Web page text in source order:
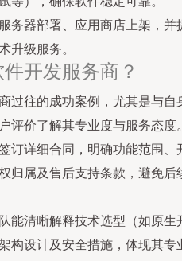
务器部署、应用商店上架，并
升级服务。
开发服务商？
过往的成功案例，尤其是与自
评价了解其专业度与服务态度
订详细合同，明确功能范围、
归属及售后支持条款，避免后
能清晰解释技术选型（如原生
构设计及安全措施，体现其专